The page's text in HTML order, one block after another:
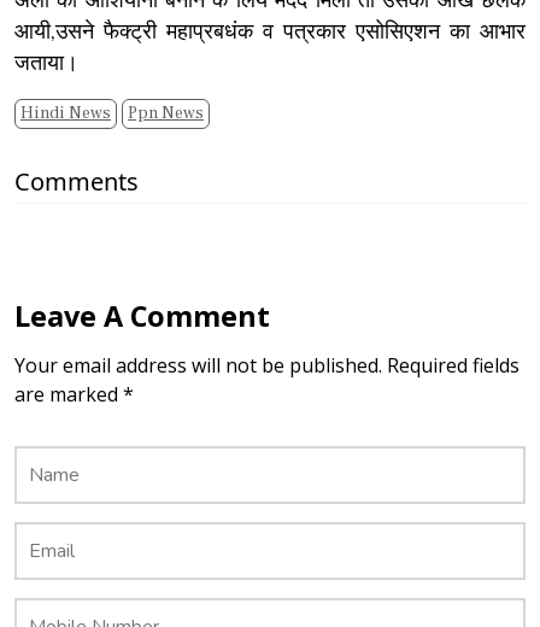
आयी,उसने फैक्ट्री महाप्रबधंक व पत्रकार एसोसिएशन का आभार
जताया।
Hindi News Ppn News
Comments
Leave A Comment
Your email address will not be published. Required fields
are marked *